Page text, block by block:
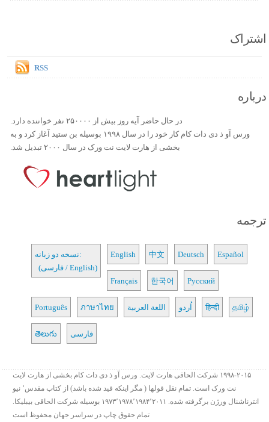
اشتراک
RSS
درباره
در حال حاضر آیه روز بیش از ۲۵۰۰۰۰ نفر خواننده دارد.
ورس آو ذ دی دات کام کار خود را در سال ۱۹۹۸ بوسیله بن ستید آغاز کرد و به
بخشی از هارت لایت نت ورک در سال ۲۰۰۰ تبدیل شد.
ترجمه
نسخه دو زبانه:
(فارسی / English)
English 中文 Deutsch Español
Français 한국어 Русский
Português ภาษาไทย اللغة العربية اُردو हिन्दी தமிழ்
తెలుగు فارسی
۱۹۹۸-۲۰۱۵ شرکت الحاقی هارت لایت. ورس آو ذ دی دات کام بخشی از هارت لایت
نت ورک است. تمام نقل قولها ( مگر اینکه قید شده باشد) از کتاب مقدس٬ نیو
انترناشنال ورژن برگرفته شده. ۱۹۷۳٬۱۹۷۸٬۱۹۸۴٬۲۰۱۱ بوسیله شرکت الحاقی بیبلیکا.
تمام حقوق چاپ در سراسر جهان محفوظ است